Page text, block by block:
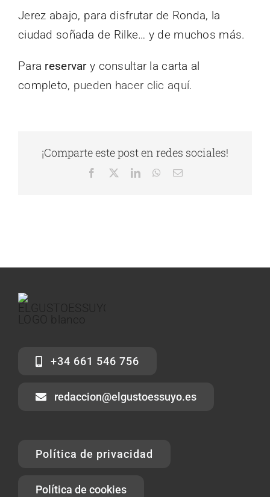
Jerez abajo, para disfrutar de Ronda, la
ciudad soñada de Rilke… y de muchos más.
Para reservary consultar la carta al
completo, pueden hacer clic aquí.
¡Comparte este post en redes sociales!
Facebook LinkedInWhatsApp
Correo
+34 661 546 756
redaccion@elgustoessuyo.es
Política de privacidad
Política de cookies